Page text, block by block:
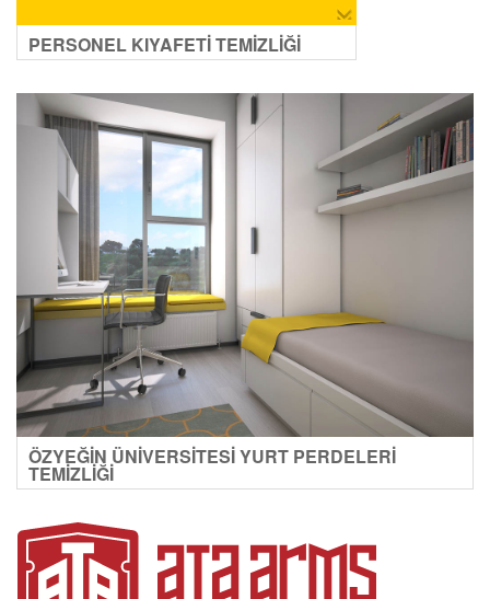
PERSONEL KIYAFETİ TEMİZLİĞİ
ÖZYEĞİN ÜNİVERSİTESİ YURT PERDELERİ
TEMİZLİĞİ